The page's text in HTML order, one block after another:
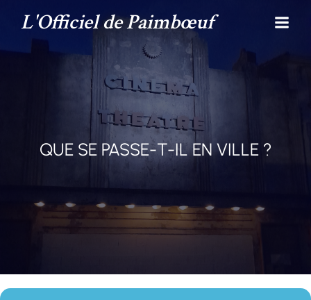
L'Officiel de Paimbœuf
QUE SE PASSE-T-IL EN VILLE ?